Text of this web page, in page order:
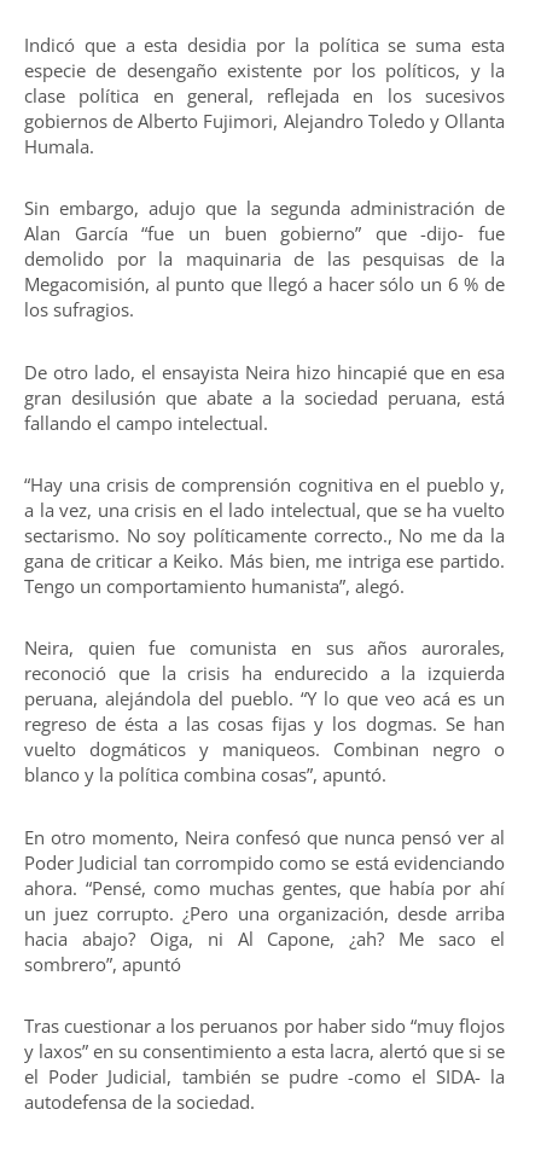
Indicó que a esta desidia por la política se suma esta
especie de desengaño existente por los políticos, y la
clase política en general, reflejada en los sucesivos
gobiernos de Alberto Fujimori, Alejandro Toledo y Ollanta
Humala.
Sin embargo, adujo que la segunda administración de
Alan García “fue un buen gobierno” que -dijo- fue
demolido por la maquinaria de las pesquisas de la
Megacomisión, al punto que llegó a hacer sólo un 6 % de
los sufragios.
De otro lado, el ensayista Neira hizo hincapié que en esa
gran desilusión que abate a la sociedad peruana, está
fallando el campo intelectual.
“Hay una crisis de comprensión cognitiva en el pueblo y,
a la vez, una crisis en el lado intelectual, que se ha vuelto
sectarismo. No soy políticamente correcto., No me da la
gana de criticar a Keiko. Más bien, me intriga ese partido.
Tengo un comportamiento humanista”, alegó.
Neira, quien fue comunista en sus años aurorales,
reconoció que la crisis ha endurecido a la izquierda
peruana, alejándola del pueblo. “Y lo que veo acá es un
regreso de ésta a las cosas fijas y los dogmas. Se han
vuelto dogmáticos y maniqueos. Combinan negro o
blanco y la política combina cosas”, apuntó.
En otro momento, Neira confesó que nunca pensó ver al
Poder Judicial tan corrompido como se está evidenciando
ahora. “Pensé, como muchas gentes, que había por ahí
un juez corrupto. ¿Pero una organización, desde arriba
hacia abajo? Oiga, ni Al Capone, ¿ah? Me saco el
sombrero”, apuntó
Tras cuestionar a los peruanos por haber sido “muy flojos
y laxos” en su consentimiento a esta lacra, alertó que si se
el Poder Judicial, también se pudre -como el SIDA- la
autodefensa de la sociedad.